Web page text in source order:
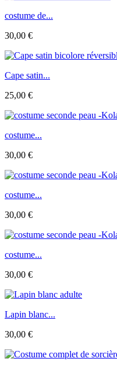
costume de...
30,00 €
Cape satin...
25,00 €
costume...
30,00 €
costume...
30,00 €
costume...
30,00 €
Lapin blanc...
30,00 €